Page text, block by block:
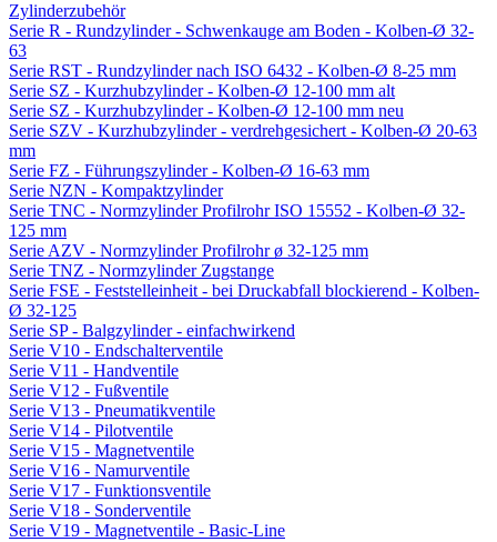
Zylinderzubehör
Serie R - Rundzylinder - Schwenkauge am Boden - Kolben-Ø 32-
63
Serie RST - Rundzylinder nach ISO 6432 - Kolben-Ø 8-25 mm
Serie SZ - Kurzhubzylinder - Kolben-Ø 12-100 mm alt
Serie SZ - Kurzhubzylinder - Kolben-Ø 12-100 mm neu
Serie SZV - Kurzhubzylinder - verdrehgesichert - Kolben-Ø 20-63
mm
Serie FZ - Führungszylinder - Kolben-Ø 16-63 mm
Serie NZN - Kompaktzylinder
Serie TNC - Normzylinder Profilrohr ISO 15552 - Kolben-Ø 32-
125 mm
Serie AZV - Normzylinder Profilrohr ø 32-125 mm
Serie TNZ - Normzylinder Zugstange
Serie FSE - Feststelleinheit - bei Druckabfall blockierend - Kolben-
Ø 32-125
Serie SP - Balgzylinder - einfachwirkend
Serie V10 - Endschalterventile
Serie V11 - Handventile
Serie V12 - Fußventile
Serie V13 - Pneumatikventile
Serie V14 - Pilotventile
Serie V15 - Magnetventile
Serie V16 - Namurventile
Serie V17 - Funktionsventile
Serie V18 - Sonderventile
Serie V19 - Magnetventile - Basic-Line